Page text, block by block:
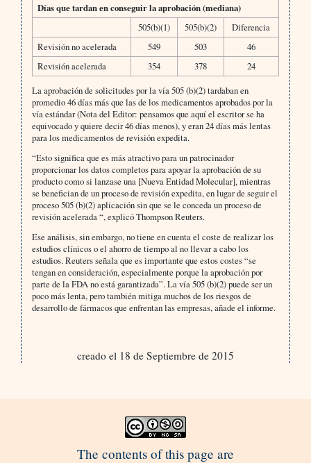
Días que tardan en conseguir la aprobación (mediana)
505(b)(1)
505(b)(2)
Diferencia
Revisión no acelerada
549 503
46
Revisión acelerada
354 378
24
La aprobación de solicitudes por la vía 505 (b)(2) tardaban en
promedio 46 días más que las de los medicamentos aprobados por la
vía estándar (Nota del Editor: pensamos que aquí el escritor se ha
equivocado y quiere decir 46 días menos), y eran 24 días más lentas
para los medicamentos de revisión expedita.
“Esto significa que es más atractivo para un patrocinador
proporcionar los datos completos para apoyar la aprobación de su
producto como si lanzase una [Nueva Entidad Molecular], mientras
se benefician de un proceso de revisión expedita, en lugar de seguir el
proceso 505 (b)(2) aplicación sin que se le conceda un proceso de
revisión acelerada “, explicó Thompson Reuters.
Ese análisis, sin embargo, no tiene en cuenta el coste de realizar los
estudios clínicos o el ahorro de tiempo al no llevar a cabo los
estudios. Reuters señala que es importante que estos costes “se
tengan en consideración, especialmente porque la aprobación por
parte de la FDA no está garantizada”. La vía 505 (b)(2) puede ser un
poco más lenta, pero también mitiga muchos de los riesgos de
desarrollo de fármacos que enfrentan las empresas, añade el informe.
creado el 18 de Septiembre de 2015
The contents of this page are